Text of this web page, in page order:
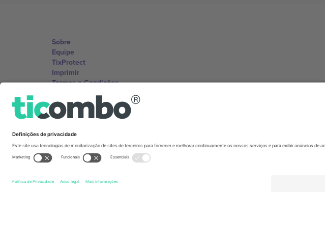
Sobre
Equipe
TixProtect
Imprimir
Termos e Condições
Programa de afiliados